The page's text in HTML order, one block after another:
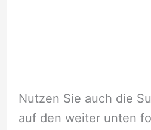
Nutzen Sie auch die
auf den weiter unten